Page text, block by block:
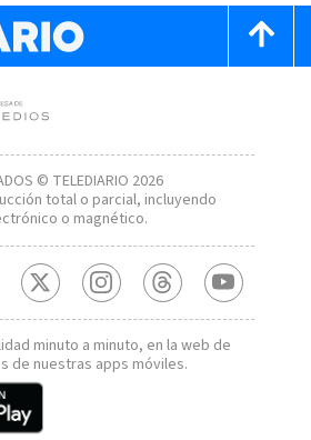
© TELEDIARIO 2026
total o parcial, incluyendo
o magnético.
minuto a minuto, en la web de
de nuestras apps móviles.